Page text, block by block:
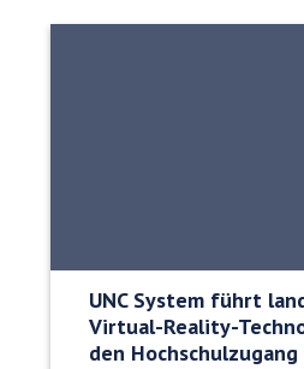
UNC System führt
Virtual-Reality-
den